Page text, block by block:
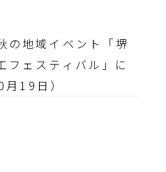
の地域イベント「堺
フェスティバル」に
19日）